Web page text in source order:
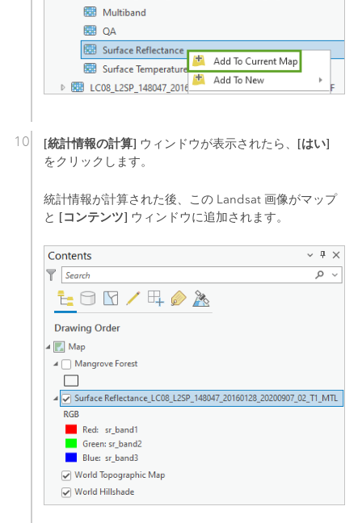
[統計情報の計算] ウィンドウが表示されたら、 [はい]
をクリックします。
統計情報が計算された後、この Landsat 画像がマップ
と [コンテンツ] ウィンドウに追加されます。